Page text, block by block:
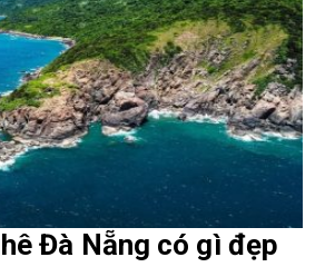
Đà Nẵng có gì đẹp